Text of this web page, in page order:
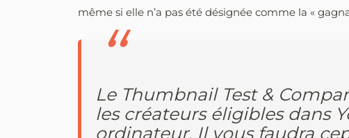
même si elle n’a pas été désignée comme la «
Le Thumbnail Test &
les créateurs éligibles dans
ordinateur. Il vous faudra